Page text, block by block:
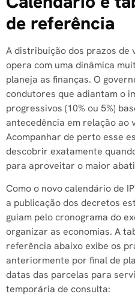
de referência
A distribuição dos prazos de
opera com uma dinâmica
planeja as finanças. O
condutores que adiantam o
progressivos (10% ou 5%)
antecedência em relação ao
Acompanhar de perto esse
descobrir exatamente
para aproveitar o maior
Como o novo calendário de
a publicação dos decretos
guiam pelo cronograma do
organizar as economias. A
referência abaixo exibe os
anteriormente por final de
datas das parcelas para
temporária de consulta: